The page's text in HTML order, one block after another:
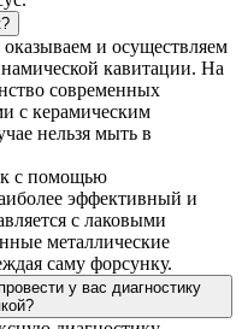
и осуществляем
кавитации. На
современных
с керамическим
нельзя мыть в
с помощью
эффективный и
с лаковыми
металлические
саму форсунку.
у вас диагностику